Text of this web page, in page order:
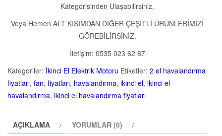
Kategorisinden Ulaşabilirsiniz.
Veya Hemen ALT KISIMDAN DİĞER ÇEŞİTLİ ÜRÜNLERİMİZİ
GÖREBİLİRSİNİZ.
İletişim: 0535 023 62 87
Kategoriler: İkinci El Elektrik Motoru Etiketler: 2 el havalandırma
fiyatları, fan, fiyatları, havalandırma, ikinci el, ikinci el
havalandırma, ikinci el havalandırma fiyatları
AÇIKLAMA YORUMLAR (0)